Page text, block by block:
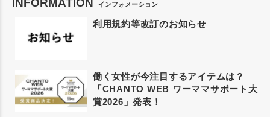
インフォメーション
利用規約等改訂のお知らせ
働く女性が今注目するアイテムは？
「CHANTO WEB ワーママサポート大
賞2026」発表！